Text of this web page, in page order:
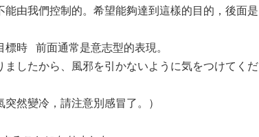
能由我們控制的。希望能夠達到這樣的目的，後面是
標時 前面通常是意志型的表現。
ましたから、風邪を引かないように気をつけてくだ
冷，請注意別感冒了。）